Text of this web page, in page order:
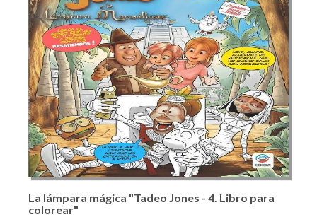
La lámpara mágica "Tadeo Jones - 4. Libro para
colorear"